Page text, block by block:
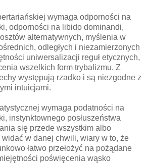
wymaga odporności na
odporności na libido dominandi,
alternatywnych, myślenia w
odległych i niezamierzonych
uniwersalizacji reguł etycznych,
wszelkich form trybalizmu. Z
występują rzadko i są niezgodne z
intuicjami.
wymaga podatności na
instynktownego posłuszeństwa
się przede wszystkim albo
widać w danej chwili, wiary w to, że
łatwo przełożyć na pożądane
poświęcenia wąsko